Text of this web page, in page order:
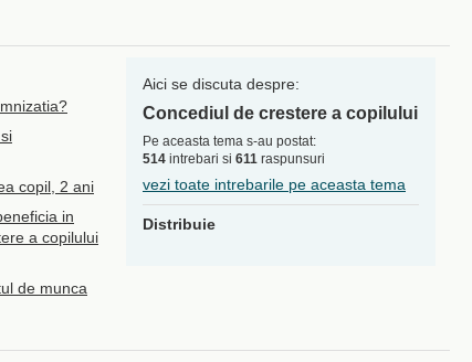
copil, 2 ani
in
a copilului
de munca
Aici se discuta despre:
Concediul de crestere a copilului
Pe aceasta tema s-au postat:
514 intrebari si 611 raspunsuri
vezi toate intrebarile pe aceasta tema
Distribuie